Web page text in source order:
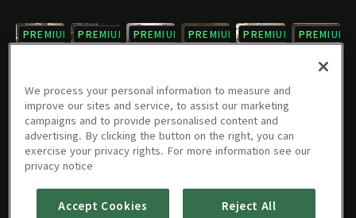
PREMIUM PREMIUM PREMIUM PREMIUM PREMIUM PREMIUM
PREMIUM
19회
1시간 4분
PREMIUM
20회
1시간 4분
PREMIUM
21회
PREMIUM
22회
PREMIUM
23회 24회
We process your personal information to measure and
improve our sites and service, to assist our marketing
campaigns and to provide personalised content and
advertising. By clicking the button on the right, you can
exercise your privacy rights. For more information see our
privacy notice
Accept Cookies Reject All